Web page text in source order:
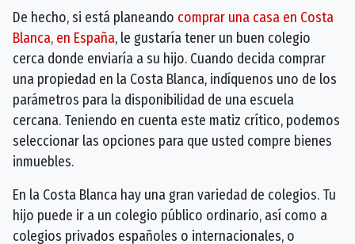
De hecho, si está planeando comprar una casa en Costa
Blanca, en España, le gustaría tener un buen colegio
cerca donde enviaría a su hijo. Cuando decida comprar
una propiedad en la Costa Blanca, indíquenos uno de los
parámetros para la disponibilidad de una escuela
cercana. Teniendo en cuenta este matiz crítico, podemos
seleccionar las opciones para que usted compre bienes
inmuebles.
En la Costa Blanca hay una gran variedad de colegios. Tu
hijo puede ir a un colegio público ordinario, así como a
colegios privados españoles o internacionales, o